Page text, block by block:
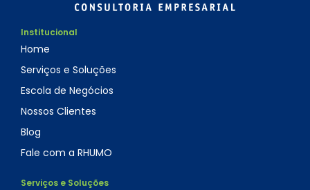
Institucional
Home
Serviços e Soluções
Escola de Negócios
Nossos Clientes
Blog
Fale com a RHUMO
Serviços e Soluções